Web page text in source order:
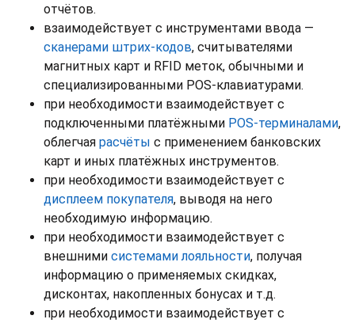
отчётов.
взаимодействует с инструментами ввода —
сканерами штрих-кодов, считывателями
магнитных карт и RFID меток, обычными и
специализированными POS-клавиатурами.
при необходимости взаимодействует с
подключенными платёжными POS-терминалами,
облегчая расчёты с применением банковских
карт и иных платёжных инструментов.
при необходимости взаимодействует с
дисплеем покупателя, выводя на него
необходимую информацию.
при необходимости взаимодействует с
внешними системами лояльности, получая
информацию о применяемых скидках,
дисконтах, накопленных бонусах и т.д.
при необходимости взаимодействует с